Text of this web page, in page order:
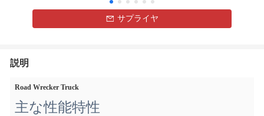
サプライヤ
説明
Road Wrecker Truck
主な性能特性